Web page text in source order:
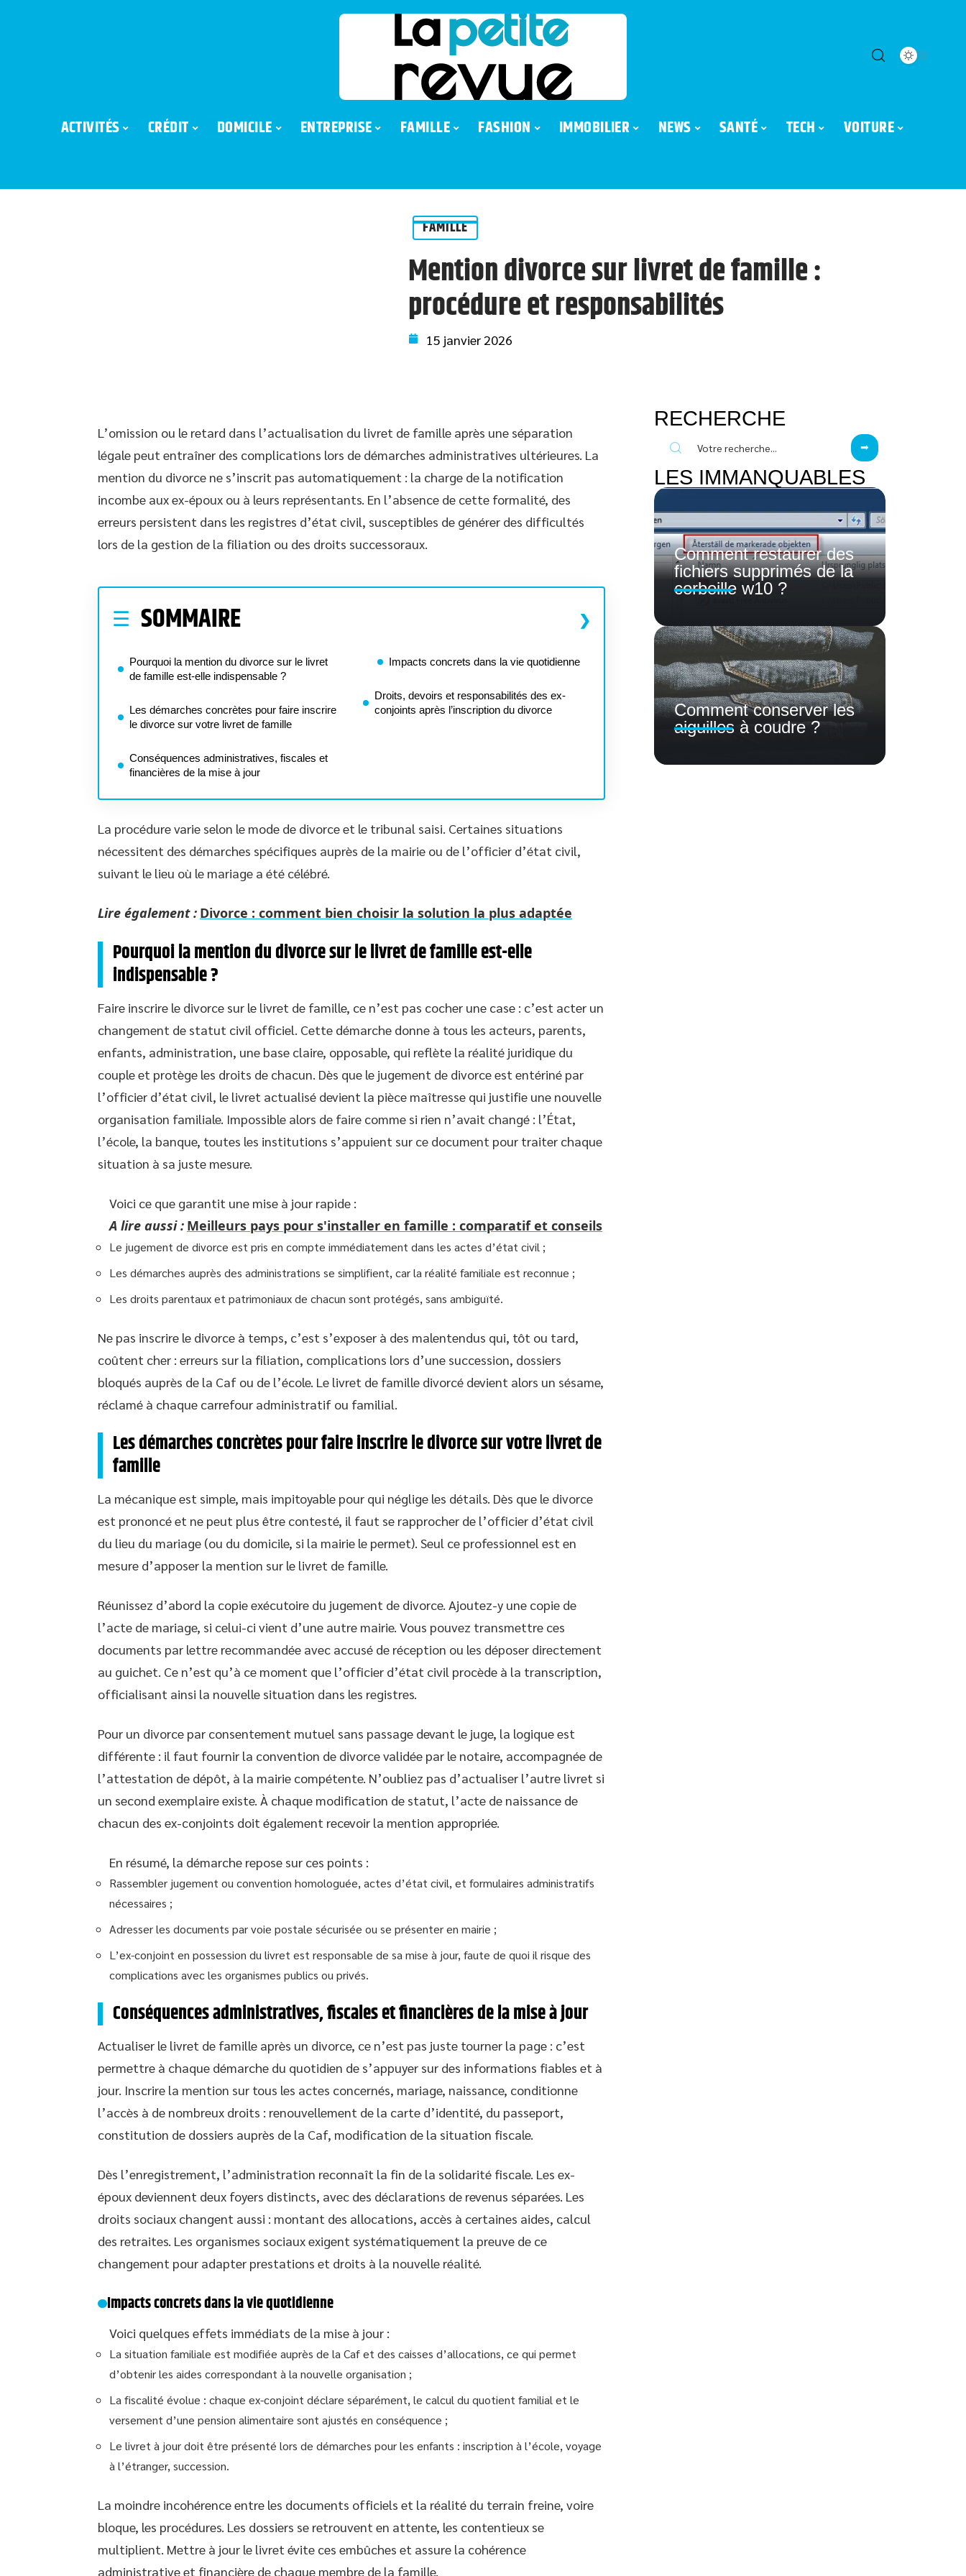
ACTIVITÉS CRÉDIT DOMICILE ENTREPRISE FAMILLE FASHION IMMOBILIER NEWS SANTÉ TECH VOITURE
FAMILLE
Mention divorce sur livret de famille :
procédure et responsabilités
15 janvier 2026
L’omission ou le retard dans l’actualisation du livret de famille après une séparation
légale peut entraîner des complications lors de démarches administratives ultérieures. La
mention du divorce ne s’inscrit pas automatiquement : la charge de la notification
incombe aux ex-époux ou à leurs représentants. En l’absence de cette formalité, des
erreurs persistent dans les registres d’état civil, susceptibles de générer des difficultés
lors de la gestion de la filiation ou des droits successoraux.
SOMMAIRE
Pourquoi la mention du divorce sur le livret
de famille est-elle indispensable ?
Les démarches concrètes pour faire inscrire
le divorce sur votre livret de famille
Conséquences administratives, fiscales et
financières de la mise à jour
Impacts concrets dans la vie quotidienne
Droits, devoirs et responsabilités des ex-
conjoints après l’inscription du divorce
La procédure varie selon le mode de divorce et le tribunal saisi. Certaines situations
nécessitent des démarches spécifiques auprès de la mairie ou de l’officier d’état civil,
suivant le lieu où le mariage a été célébré.
Lire également : Divorce : comment bien choisir la solution la plus adaptée
Pourquoi la mention du divorce sur le livret de famille est-elle
indispensable ?
Faire inscrire le divorce sur le livret de famille, ce n’est pas cocher une case : c’est acter un
changement de statut civil officiel. Cette démarche donne à tous les acteurs, parents,
enfants, administration, une base claire, opposable, qui reflète la réalité juridique du
couple et protège les droits de chacun. Dès que le jugement de divorce est entériné par
l’officier d’état civil, le livret actualisé devient la pièce maîtresse qui justifie une nouvelle
organisation familiale. Impossible alors de faire comme si rien n’avait changé : l’État,
l’école, la banque, toutes les institutions s’appuient sur ce document pour traiter chaque
situation à sa juste mesure.
Voici ce que garantit une mise à jour rapide :
A lire aussi : Meilleurs pays pour s'installer en famille : comparatif et conseils
Le jugement de divorce est pris en compte immédiatement dans les actes d’état civil ;
Les démarches auprès des administrations se simplifient, car la réalité familiale est reconnue ;
Les droits parentaux et patrimoniaux de chacun sont protégés, sans ambiguïté.
Ne pas inscrire le divorce à temps, c’est s’exposer à des malentendus qui, tôt ou tard,
coûtent cher : erreurs sur la filiation, complications lors d’une succession, dossiers
bloqués auprès de la Caf ou de l’école. Le livret de famille divorcé devient alors un sésame,
réclamé à chaque carrefour administratif ou familial.
Les démarches concrètes pour faire inscrire le divorce sur votre livret de
famille
La mécanique est simple, mais impitoyable pour qui néglige les détails. Dès que le divorce
est prononcé et ne peut plus être contesté, il faut se rapprocher de l’officier d’état civil
du lieu du mariage (ou du domicile, si la mairie le permet). Seul ce professionnel est en
mesure d’apposer la mention sur le livret de famille.
Réunissez d’abord la copie exécutoire du jugement de divorce. Ajoutez-y une copie de
l’acte de mariage, si celui-ci vient d’une autre mairie. Vous pouvez transmettre ces
documents par lettre recommandée avec accusé de réception ou les déposer directement
au guichet. Ce n’est qu’à ce moment que l’officier d’état civil procède à la transcription,
officialisant ainsi la nouvelle situation dans les registres.
Pour un divorce par consentement mutuel sans passage devant le juge, la logique est
différente : il faut fournir la convention de divorce validée par le notaire, accompagnée de
l’attestation de dépôt, à la mairie compétente. N’oubliez pas d’actualiser l’autre livret si
un second exemplaire existe. À chaque modification de statut, l’acte de naissance de
chacun des ex-conjoints doit également recevoir la mention appropriée.
En résumé, la démarche repose sur ces points :
Rassembler jugement ou convention homologuée, actes d’état civil, et formulaires administratifs
nécessaires ;
Adresser les documents par voie postale sécurisée ou se présenter en mairie ;
L’ex-conjoint en possession du livret est responsable de sa mise à jour, faute de quoi il risque des
complications avec les organismes publics ou privés.
Conséquences administratives, fiscales et financières de la mise à jour
Actualiser le livret de famille après un divorce, ce n’est pas juste tourner la page : c’est
permettre à chaque démarche du quotidien de s’appuyer sur des informations fiables et à
jour. Inscrire la mention sur tous les actes concernés, mariage, naissance, conditionne
l’accès à de nombreux droits : renouvellement de la carte d’identité, du passeport,
constitution de dossiers auprès de la Caf, modification de la situation fiscale.
Dès l’enregistrement, l’administration reconnaît la fin de la solidarité fiscale. Les ex-
époux deviennent deux foyers distincts, avec des déclarations de revenus séparées. Les
droits sociaux changent aussi : montant des allocations, accès à certaines aides, calcul
des retraites. Les organismes sociaux exigent systématiquement la preuve de ce
changement pour adapter prestations et droits à la nouvelle réalité.
Impacts concrets dans la vie quotidienne
Voici quelques effets immédiats de la mise à jour :
La situation familiale est modifiée auprès de la Caf et des caisses d’allocations, ce qui permet
d’obtenir les aides correspondant à la nouvelle organisation ;
La fiscalité évolue : chaque ex-conjoint déclare séparément, le calcul du quotient familial et le
versement d’une pension alimentaire sont ajustés en conséquence ;
Le livret à jour doit être présenté lors de démarches pour les enfants : inscription à l’école, voyage
à l’étranger, succession.
La moindre incohérence entre les documents officiels et la réalité du terrain freine, voire
bloque, les procédures. Les dossiers se retrouvent en attente, les contentieux se
multiplient. Mettre à jour le livret évite ces embûches et assure la cohérence
administrative et financière de chaque membre de la famille.
RECHERCHE
LES IMMANQUABLES
Comment restaurer des
fichiers supprimés de la
corbeille w10 ?
Comment conserver les
aiguilles à coudre ?